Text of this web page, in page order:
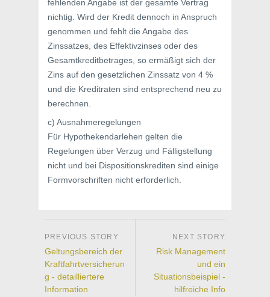
fehlenden Angabe ist der gesamte Vertrag
nichtig. Wird der Kredit dennoch in Anspruch
genommen und fehlt die Angabe des
Zinssatzes, des Effektivzinses oder des
Gesamtkreditbetrages, so ermäßigt sich der
Zins auf den gesetzlichen Zinssatz von 4 %
und die Kreditraten sind entsprechend neu zu
berechnen.
c) Ausnahmeregelungen
Für Hypothekendarlehen gelten die
Regelungen über Verzug und Fälligstellung
nicht und bei Dispositionskrediten sind einige
Formvorschriften nicht erforderlich.
Geltungsbereich der
Kraftfahrtversicherun
g - detailliertere
Information
Risk Management
und ein
Situationsbeispiel -
hilfreiche Info